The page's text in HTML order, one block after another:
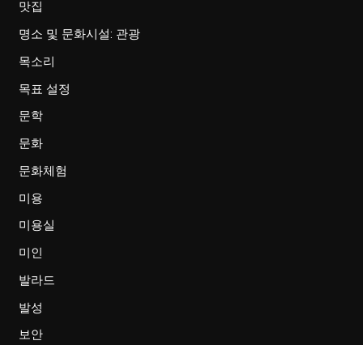
맛집
명소 및 문화시설: 관광
목소리
목표 설정
문학
문화
문화체험
미용
미용실
미인
발라드
발성
보안